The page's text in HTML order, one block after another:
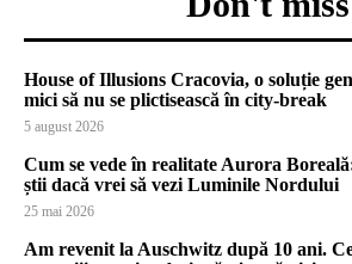
House of Illusions Cracovia, o soluție
mici să nu se plictisească în city-break
5 august 2026
Cum se vede în realitate Aurora
știi dacă vrei să vezi Luminile Nordului
25 mai 2026
Am revenit la Auschwitz după 10 ani.